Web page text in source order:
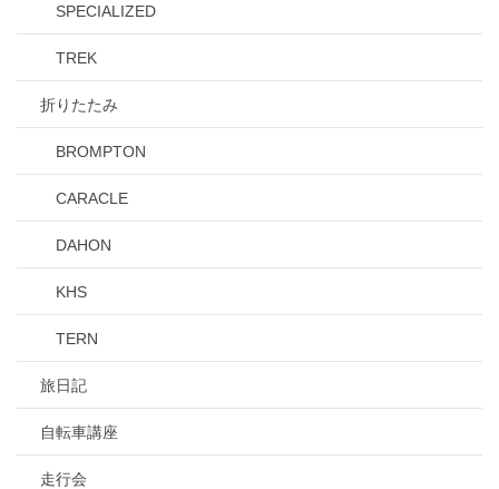
SPECIALIZED
TREK
折りたたみ
BROMPTON
CARACLE
DAHON
KHS
TERN
旅日記
自転車講座
走行会